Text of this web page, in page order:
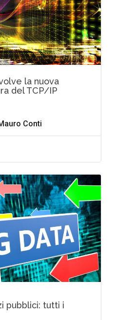
la nuova
del TCP/IP
Conti
pubblici: tutti i